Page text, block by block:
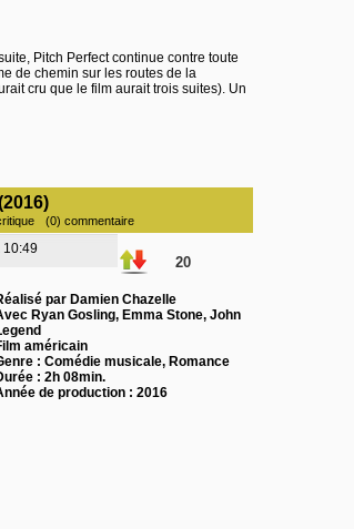
Pitch Perfect continue contre toute
de chemin sur les routes de la
cru que le film aurait trois suites). Un
(0) commentaire
10:49
20
par Damien Chazelle
Ryan Gosling, Emma Stone, John
américain
: Comédie musicale, Romance
: 2h 08min.
de production : 2016